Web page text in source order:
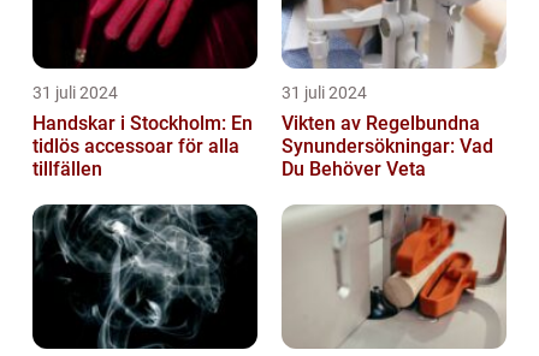
31 juli 2024
Handskar i Stockholm: En
tidlös accessoar för alla
tillfällen
31 juli 2024
Vikten av Regelbundna
Synundersökningar: Vad
Du Behöver Veta